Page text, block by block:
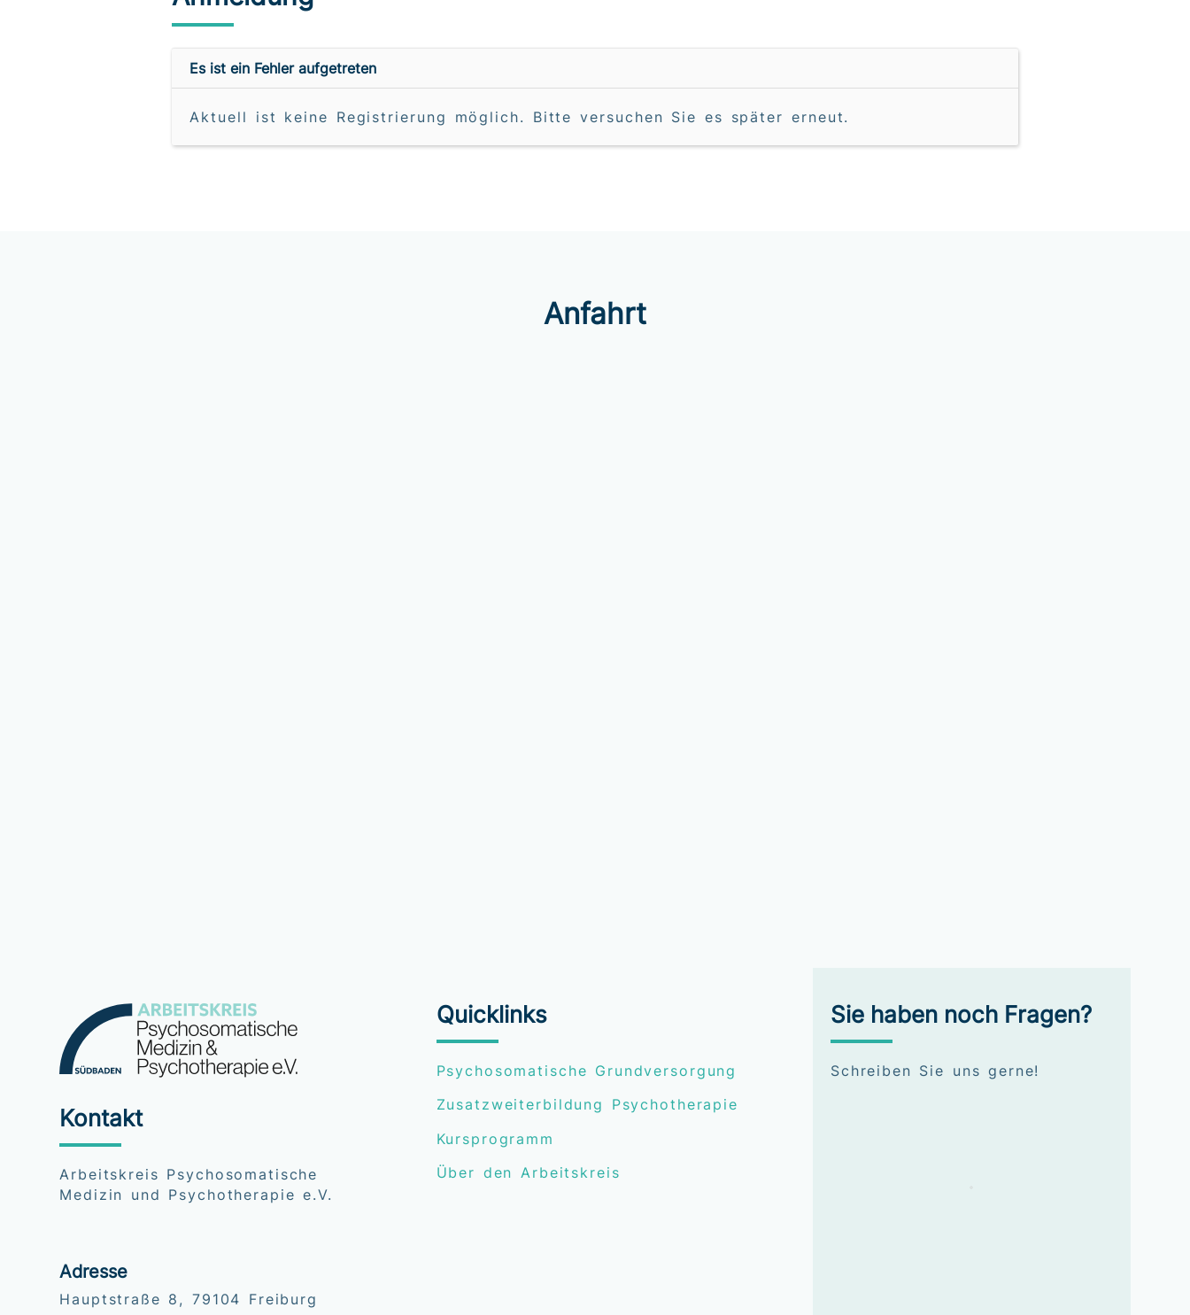
Es ist ein Fehler aufgetreten
Aktuell ist keine Registrierung möglich. Bitte versuchen Sie es später erneut.
Anfahrt
Kontakt
Arbeitskreis Psychosomatische
Medizin und Psychotherapie e.V.
Adresse
Hauptstraße 8, 79104 Freiburg
Quicklinks
Psychosomatische Grundversorgung
Zusatzweiterbildung Psychotherapie
Kursprogramm
Über den Arbeitskreis
Sie haben noch Fragen?
Schreiben Sie uns gerne!